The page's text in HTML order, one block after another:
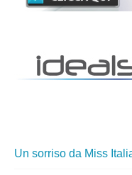
Un sorriso da Miss